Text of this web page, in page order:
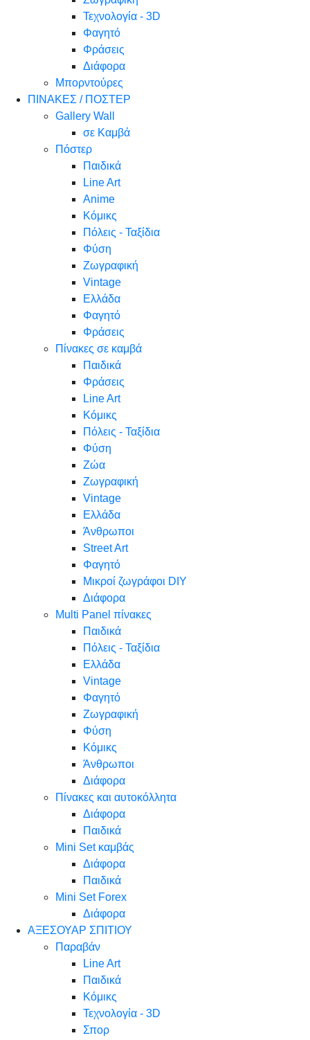
Τεχνολογία - 3D
Φαγητό
Φράσεις
Διάφορα
Μπορντούρες
ΠΙΝΑΚΕΣ / ΠΟΣΤΕΡ
Gallery Wall
σε Καμβά
Πόστερ
Παιδικά
Line Art
Anime
Κόμικς
Πόλεις - Ταξίδια
Φύση
Ζωγραφική
Vintage
Ελλάδα
Φαγητό
Φράσεις
Πίνακες σε καμβά
Παιδικά
Φράσεις
Line Art
Κόμικς
Πόλεις - Ταξίδια
Φύση
Ζώα
Ζωγραφική
Vintage
Ελλάδα
Άνθρωποι
Street Art
Φαγητό
Μικροί ζωγράφοι DIY
Διάφορα
Multi Panel πίνακες
Παιδικά
Πόλεις - Ταξίδια
Ελλάδα
Vintage
Φαγητό
Ζωγραφική
Φύση
Κόμικς
Άνθρωποι
Διάφορα
Πίνακες και αυτοκόλλητα
Διάφορα
Παιδικά
Mini Set καμβάς
Διάφορα
Παιδικά
Mini Set Forex
Διάφορα
ΑΞΕΣΟΥΑΡ ΣΠΙΤΙΟΥ
Παραβάν
Line Art
Παιδικά
Κόμικς
Τεχνολογία - 3D
Σπορ